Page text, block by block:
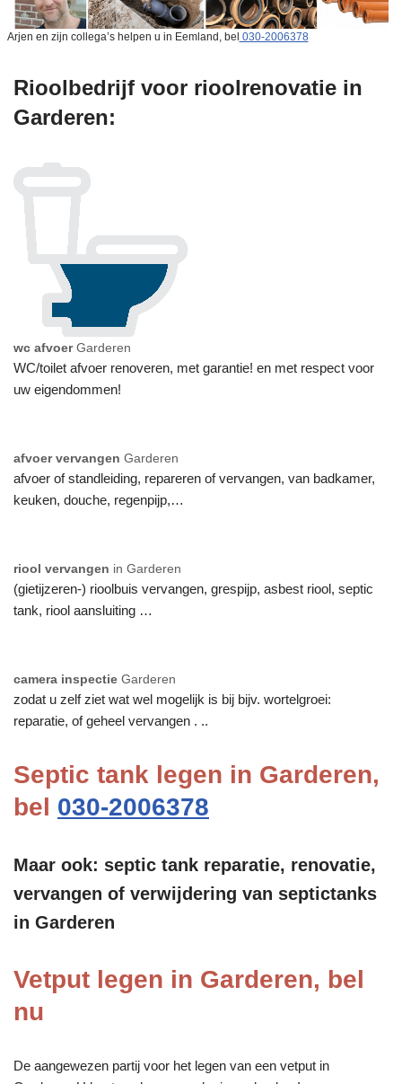
Arjen en zijn collega’s helpen u in Eemland, bel 030-2006378
Rioolbedrijf voor rioolrenovatie in
Garderen:
wc afvoer Garderen
WC/toilet afvoer renoveren, met garantie! en met respect voor
uw eigendommen!
afvoer vervangen Garderen
afvoer of standleiding, repareren of vervangen, van badkamer,
keuken, douche, regenpijp,…
riool vervangen in Garderen
(gietijzeren-) rioolbuis vervangen, grespijp, asbest riool, septic
tank, riool aansluiting …
camera inspectie Garderen
zodat u zelf ziet wat wel mogelijk is bij bijv. wortelgroei:
reparatie, of geheel vervangen . ..
Septic tank legen in Garderen,
bel 030-2006378
Maar ook: septic tank reparatie, renovatie,
vervangen of verwijdering van septictanks
in Garderen
Vetput legen in Garderen, bel
nu
De aangewezen partij voor het legen van een vetput in